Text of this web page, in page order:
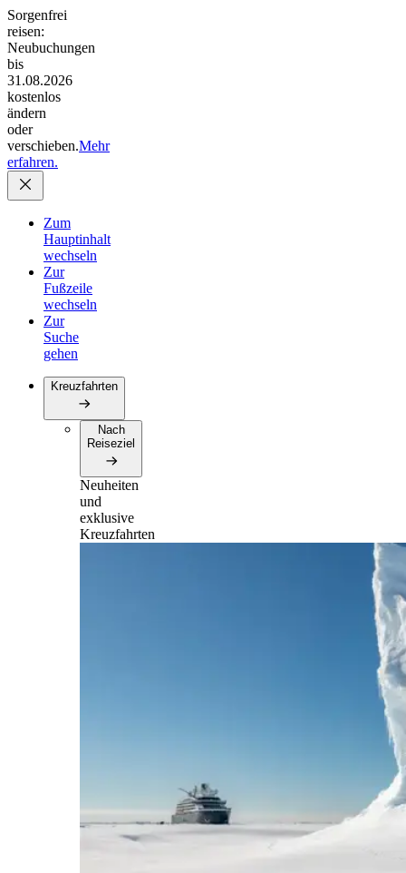
Sorgenfrei
reisen:
Neubuchungen
bis
31.08.2026
kostenlos
ändern
oder
verschieben.Mehr
erfahren.
Zum
Hauptinhalt
wechseln
Zur
Fußzeile
wechseln
Zur
Suche
gehen
Kreuzfahrten
Nach
Reiseziel
Neuheiten
und
exklusive
Kreuzfahrten